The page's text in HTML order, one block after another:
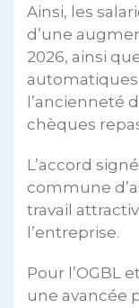
Ainsi, les
d’une
2026, ainsi
automatiques
l’ancienneté
chèques
L’accord
commune
travail
l’entreprise.
Pour l’OGBL
une avancée